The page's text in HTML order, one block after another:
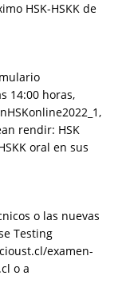
HSK-HSKK de
14:00 horas,
rendir: HSK
oral en sus
o las nuevas
Testing
examen-
o a